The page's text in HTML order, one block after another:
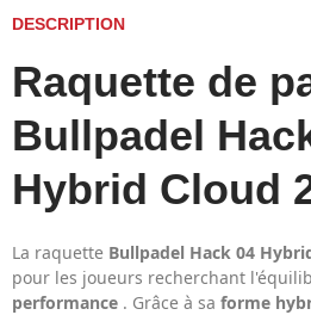
DESCRIPTION
Raquette de
Bullpadel
Hybrid Cloud
La raquette Bullpadel Hack 04
pour les joueurs recherchant
performance . Grâce à sa forme